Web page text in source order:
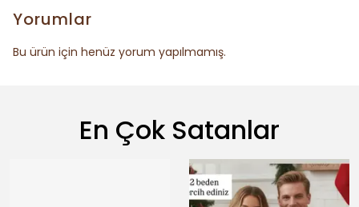
Yorumlar
Bu ürün için henüz yorum yapılmamış.
En Çok Satanlar